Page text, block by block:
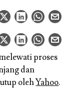
proses
dan
olehYahoo.